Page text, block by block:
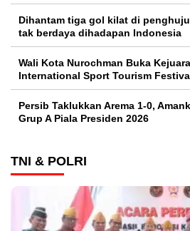
Dihantam tiga gol kilat di
tak berdaya dihadapan Indonesia
Wali Kota Nurochman Buka
International Sport Tourism
Persib Taklukkan Arema 1-0,
Grup A Piala Presiden 2026
TNI & POLRI